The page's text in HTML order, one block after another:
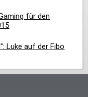
für den
Luke auf der Fibo